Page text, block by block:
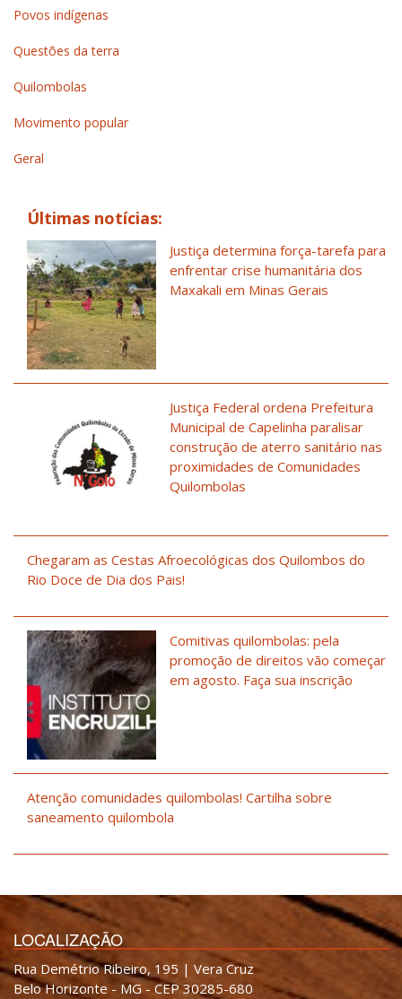
Povos indígenas
Questões da terra
Quilombolas
Movimento popular
Geral
Últimas notícias:
Justiça determina força-tarefa para
enfrentar crise humanitária dos
Maxakali em Minas Gerais
Justiça Federal ordena Prefeitura
Municipal de Capelinha paralisar
construção de aterro sanitário nas
proximidades de Comunidades
Quilombolas
Chegaram as Cestas Afroecológicas dos Quilombos do
Rio Doce de Dia dos Pais!
Comitivas quilombolas: pela
promoção de direitos vão começar
em agosto. Faça sua inscrição
Atenção comunidades quilombolas! Cartilha sobre
saneamento quilombola
LOCALIZAÇÃO
Rua Demétrio Ribeiro, 195 | Vera Cruz
Belo Horizonte - MG - CEP 30285-680